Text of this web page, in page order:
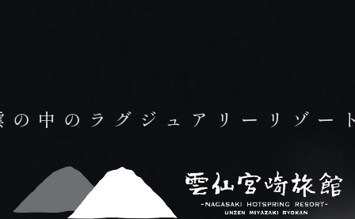
の中のラグジュアリーリゾー